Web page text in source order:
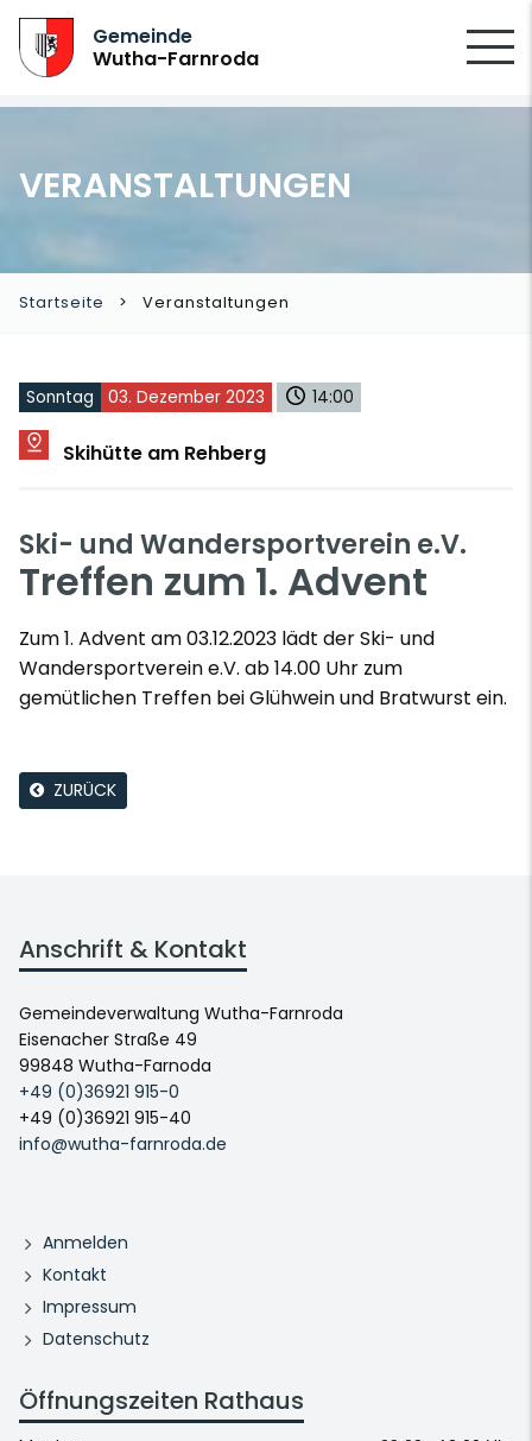
Gemeinde
Wutha-Farnroda
VERANSTALTUNGEN
Startseite Veranstaltungen
Sonntag 03. Dezember 2023 14:00
Skihütte am Rehberg
Ski- und Wandersportverein e.V.
Treffen zum 1. Advent
Zum 1. Advent am 03.12.2023 lädt der Ski- und
Wandersportverein e.V. ab 14.00 Uhr zum
gemütlichen Treffen bei Glühwein und Bratwurst ein.
ZURÜCK
Anschrift & Kontakt
Gemeindeverwaltung Wutha-Farnroda
Eisenacher Straße 49
99848 Wutha-Farnoda
+49 (0)36921 915-0
+49 (0)36921 915-40
info@wutha-farnroda.de
Anmelden
Kontakt
Impressum
Datenschutz
Öffnungszeiten Rathaus